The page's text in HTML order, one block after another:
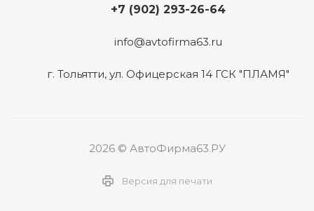
+7 (902) 293-26-64
info@avtofirma63.ru
г. Тольятти, ул. Офицерская 14 ГСК "ПЛАМЯ"
2026 © АвтоФирма63.РУ
Версия для печати